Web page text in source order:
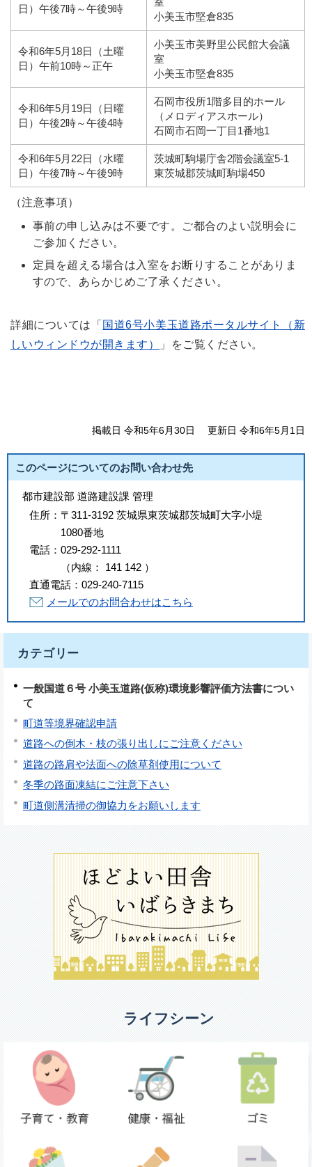
日）午後7時～午後9時
小美玉市堅倉835
令和6年5月18日（土曜
日）午前10時～正午
小美玉市美野里公民館大会議
室
小美玉市堅倉835
令和6年5月19日（日曜
日）午後2時～午後4時
石岡市役所1階多目的ホール
（メロディアスホール）
石岡市石岡一丁目1番地1
令和6年5月22日（水曜
日）午後7時～午後9時
茨城町駒場庁舎2階会議室5-1
東茨城郡茨城町駒場450
（注意事項）
事前の申し込みは不要です。ご都合のよい説明会に
ご参加ください。
定員を超える場合は入室をお断りすることがありま
すので、あらかじめご了承ください。
詳細については「 国道6号小美玉道路ポータルサイト（新
しいウィンドウが開きます）
」をご覧ください。
掲載日 令和5年6月30日 更新日 令和6年5月1日
このページについてのお問い合わせ先
都市建設部 道路建設課 管理
住所： 〒311-3192 茨城県東茨城郡茨城町大字小堤
1080番地
電話： 029-292-1111
（内線 ： 141 142 ）
直通電話： 029-240-7115
メールでのお問合わせはこちら
カテゴリー
一般国道６号 小美玉道路(仮称)環境影響評価方法書につい
て
町道等境界確認申請
道路への倒木・枝の張り出しにご注意ください
道路の路肩や法面への除草剤使用について
冬季の路面凍結にご注意下さい
町道側溝清掃の御協力をお願いします
ライフシーン